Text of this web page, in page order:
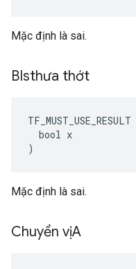
Mặc định là sai.
BIsthưa thớt
TF_MUST_USE_RESULT
  bool x
)
Mặc định là sai.
Chuyển vịA